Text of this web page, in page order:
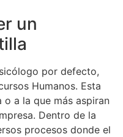
un
por defecto,
Humanos. Esta
a la que más aspiran
Dentro de la
procesos donde el